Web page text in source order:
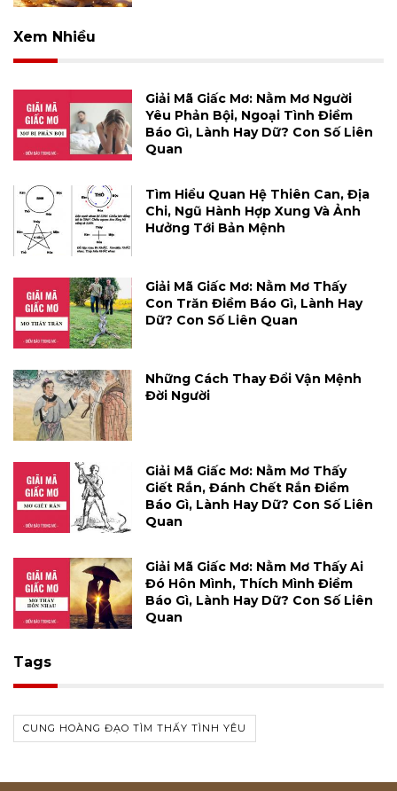
Xem Nhiều
Giải Mã Giấc Mơ: Nằm Mơ Người
Yêu Phản Bội, Ngoại Tình Điềm
Báo Gì, Lành Hay Dữ? Con Số Liên
Quan
Tìm Hiểu Quan Hệ Thiên Can, Địa
Chi, Ngũ Hành Hợp Xung Và Ảnh
Hưởng Tới Bản Mệnh
Giải Mã Giấc Mơ: Nằm Mơ Thấy
Con Trăn Điềm Báo Gì, Lành Hay
Dữ? Con Số Liên Quan
Những Cách Thay Đổi Vận Mệnh
Đời Người
Giải Mã Giấc Mơ: Nằm Mơ Thấy
Giết Rắn, Đánh Chết Rắn Điềm
Báo Gì, Lành Hay Dữ? Con Số Liên
Quan
Giải Mã Giấc Mơ: Nằm Mơ Thấy Ai
Đó Hôn Mình, Thích Mình Điềm
Báo Gì, Lành Hay Dữ? Con Số Liên
Quan
Tags
CUNG HOÀNG ĐẠO TÌM THẤY TÌNH YÊU